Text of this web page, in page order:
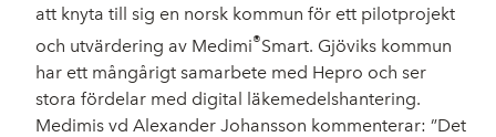
att knyta till sig en norsk kommun för ett pilotprojekt
och utvärdering av Medimi®Smart. Gjöviks kommun
har ett mångårigt samarbete med Hepro och ser
stora fördelar med digital läkemedelshantering.
Medimis vd Alexander Johansson kommenterar: ”Det